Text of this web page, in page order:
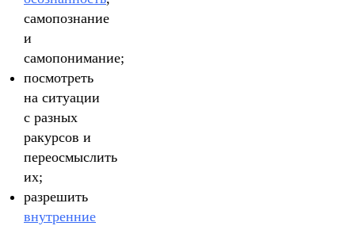
самопознание
и
самопонимание;
посмотреть
на ситуации
с разных
ракурсов и
переосмыслить
их;
разрешить
внутренние